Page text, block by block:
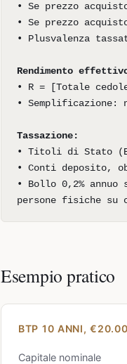
• Se prezzo
• Se prezzo
• Plusvalenza
Rendimento
• R = [Totale
• Semplificazione:
Tassazione:
• Titoli di Stato
• Conti deposito,
• Bollo 0,2%
persone fisiche su
Esempio pratico
BTP 10 ANNI,
Capitale nominale